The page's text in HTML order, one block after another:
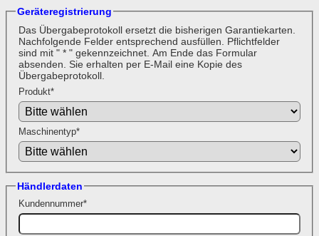
Geräteregistrierung
Das Übergabeprotokoll ersetzt die bisherigen Garantiekarten.
Nachfolgende Felder entsprechend ausfüllen. Pflichtfelder
sind mit " * " gekennzeichnet. Am Ende das Formular
absenden. Sie erhalten per E-Mail eine Kopie des
Übergabeprotokoll.
Produkt*
Maschinentyp*
Händlerdaten
Kundennummer*